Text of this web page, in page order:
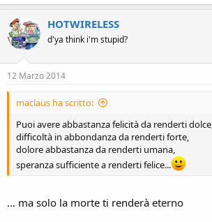
HOTWIRELESS
d'ya think i'm stupid?
12 Marzo 2014
maclaus ha scritto:
Puoi avere abbastanza felicità da renderti dolce,
difficoltà in abbondanza da renderti forte,
dolore abbastanza da renderti umana,
speranza sufficiente a renderti felice...
... ma solo la morte ti renderà eterno